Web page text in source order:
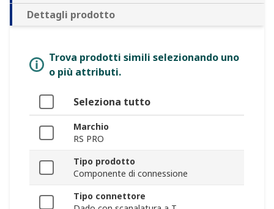
Dettagli prodotto
Trova prodotti simili selezionando uno
o più attributi.
Seleziona tutto
Marchio
RS PRO
Tipo prodotto
Componente di connessione
Tipo connettore